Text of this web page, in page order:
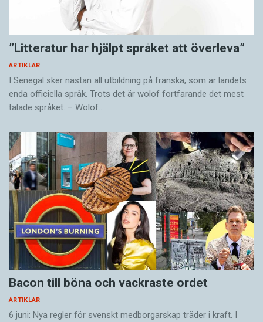
”Litteratur har hjälpt språket att överleva”
ARTIKLAR
I Senegal sker nästan all utbildning på franska, som är landets
enda officiella språk. Trots det är wolof fortfarande det mest
talade språket. – Wolof…
Bacon till böna och vackraste ordet
ARTIKLAR
6 juni: Nya regler för svenskt medborgarskap träder i kraft. I